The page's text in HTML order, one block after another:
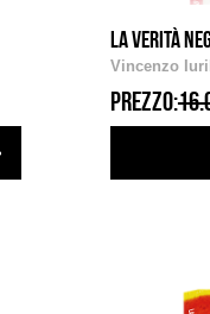
LA VERITÀ
Vincenzo
PREZZO: